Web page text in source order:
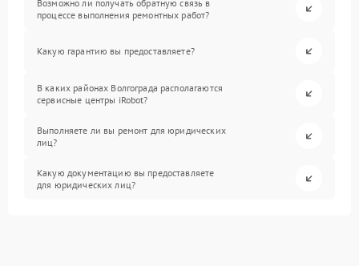
Возможно ли получать обратную связь в
процессе выполнения ремонтных работ?
Какую гарантию вы предоставляете?
В каких районах Волгограда располагаются
сервисные центры iRobot?
Выполняете ли вы ремонт для юридических
лиц?
Какую документацию вы предоставляете
для юридических лиц?